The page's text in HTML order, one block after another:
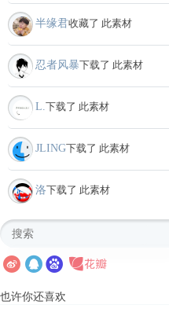
半缘君收藏了 此素材
忍者风暴下载了 此素材
L. 下载了 此素材
JLING下载了 此素材
洛下载了 此素材
也许你还喜欢